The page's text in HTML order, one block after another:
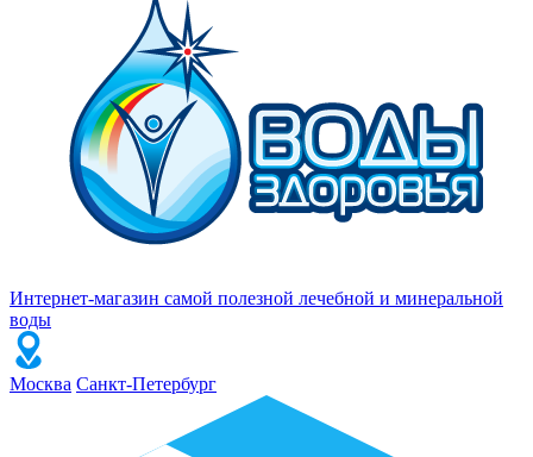
Интернет-магазин самой полезной лечебной и минеральной
воды
Москва Санкт-Петербург